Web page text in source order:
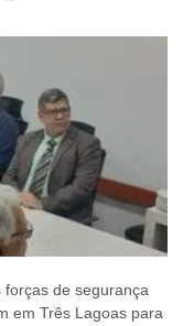
de segurança
em Três Lagoas para